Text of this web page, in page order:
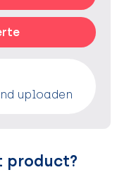
uploaden
product?